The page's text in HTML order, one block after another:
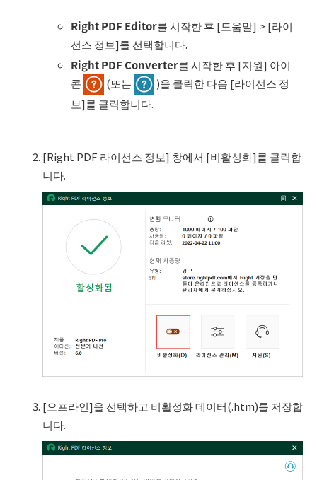
Right PDF Editor를 시작한 후 [도움말] > [라이
선스 정보]를 선택합니다.
Right PDF Converter를 시작한 후 [지원] 아이
콘
(또는
)을 클릭한 다음 [라이선스 정
보]를 클릭합니다.
[Right PDF 라이선스 정보] 창에서 [비활성화]를 클릭합
니다.
[오프라인]을 선택하고 비활성화 데이터(.htm)를 저장합
니다.